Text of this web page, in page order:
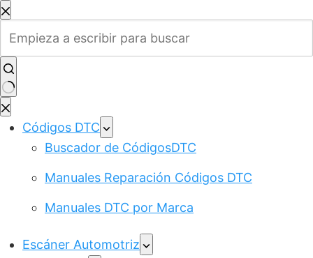
Saltar
al
contenido
Sin
resultados
Códigos DTC
Buscador de CódigosDTC
Manuales Reparación Códigos DTC
Manuales DTC por Marca
Escáner Automotriz